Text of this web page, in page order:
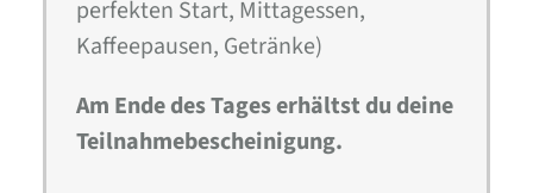
perfekten Start, Mittagessen,
Kaffeepausen, Getränke)
Am Ende des Tages erhältst du deine
Teilnahmebescheinigung.